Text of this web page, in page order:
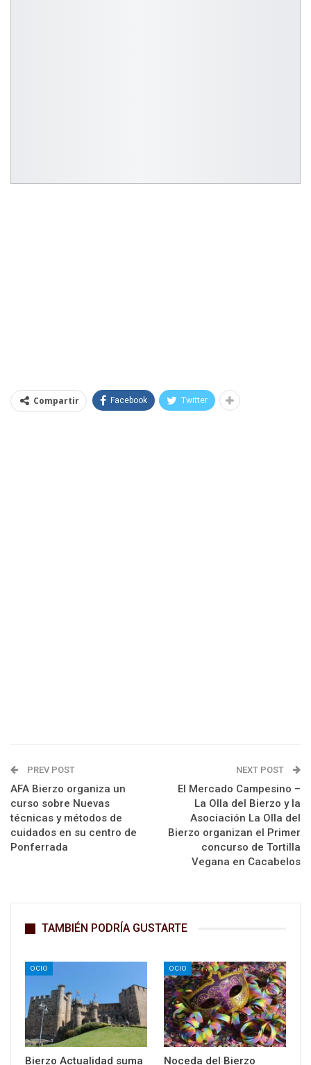
Compartir Facebook Twitter
PREV POST
AFA Bierzo organiza un
curso sobre Nuevas
técnicas y métodos de
cuidados en su centro de
Ponferrada
NEXT POST
El Mercado Campesino –
La Olla del Bierzo y la
Asociación La Olla del
Bierzo organizan el Primer
concurso de Tortilla
Vegana en Cacabelos
TAMBIÉN PODRÍA GUSTARTE
OCIO
Bierzo Actualidad suma
OCIO
Noceda del Bierzo